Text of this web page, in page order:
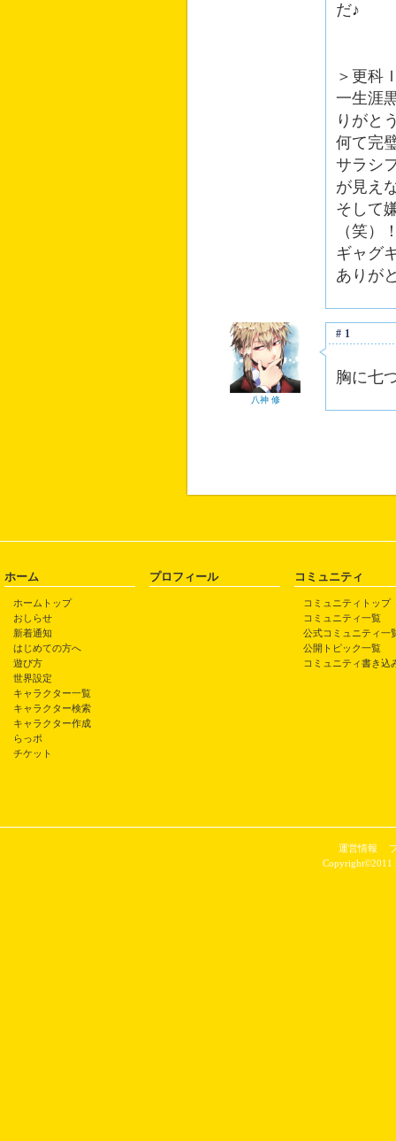
だ♪
＞更科
一生涯
りがと
何て完
サラシ
が見え
そして
（笑）
ギャグ
ありが
八神 修
#1
胸に七
ホーム
ホームトップ
おしらせ
新着通知
はじめての方へ
遊び方
世界設定
キャラクター一覧
キャラクター検索
キャラクター作成
らっポ
チケット
プロフィール コミュニティ
コミュニティトップ
コミュニティ一覧
公式コミュニティ一
公開トピック一覧
コミュニティ書き込
運営情報
Copyright©2011